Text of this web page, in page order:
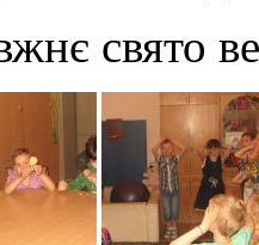
свято